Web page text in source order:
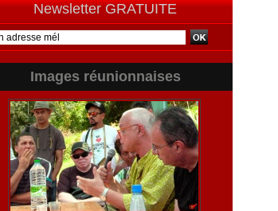
Newsletter GRATUITE
Images réunionnaises